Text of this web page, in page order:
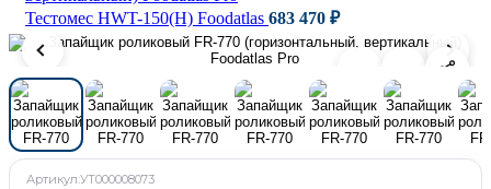
Тестомес HWT-150(H) Foodatlas 683 470 ₽
Артикул:УТ000008073